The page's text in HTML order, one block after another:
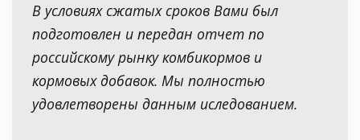
В условиях сжатых сроков Вами был
подготовлен и передан отчет по
российскому рынку комбикормов и
кормовых добавок. Мы полностью
удовлетворены данным иследованием.